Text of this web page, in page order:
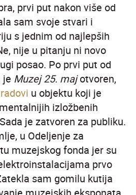
prvi put nakon više od
sam svoje stvari i
s jednim od najlepših
nije u pitanju ni novo
posao. Po prvi put od
je Muzej 25. majotvoren,
radovi u objektu koji je
izložbenih
je zatvoren za publiku.
u Odeljenje za
muzejskog fonda jer su
prvo
sam gomilu kutija